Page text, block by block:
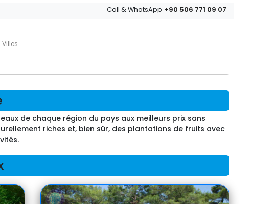
Villes
Call & WhatsApp +90 506 771 09 07
de chaque région du pays aux meilleurs prix sans
riches et, bien sûr, des plantations de fruits avec